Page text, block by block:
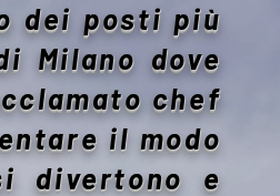
dei posti più
Milano dove
chef
il modo
divertono e